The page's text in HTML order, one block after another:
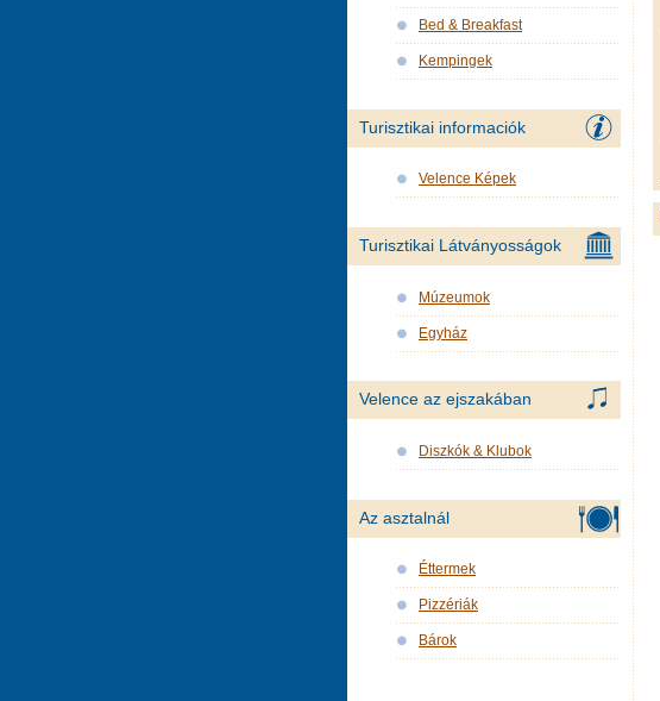
Bed & Breakfast
Kempingek
Turisztikai informaciók
Velence Képek
Turisztikai Látványosságok
Múzeumok
Egyház
Velence az ejszakában
Diszkók & Klubok
Az asztalnál
Éttermek
Pizzériák
Bárok